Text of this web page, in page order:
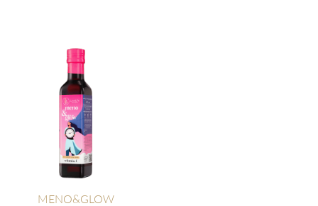
MENO&GLOW